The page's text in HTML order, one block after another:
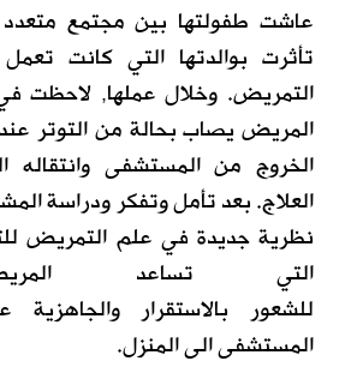
عاشت طفولتها بين مجتمع متعدد
تأثرت بوالدتها التي كانت
التمريض. وخلالعملها, لاحظت
المريضيصاب بحالة من التوتر
الخروج من المستشفى وانتقاله
العلاج.بعد تأمل وتفكرودراسة
نظرية جديدة في علم التمريض
التي تساعد
للشعوربالاستقراروالجاهزية
المستشفى الى المنزل.